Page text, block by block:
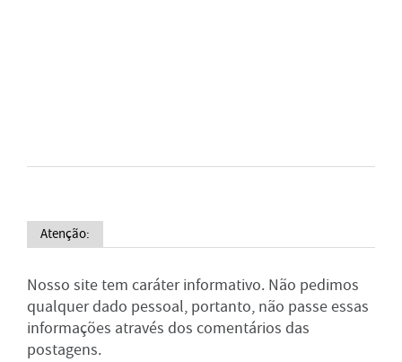
Atenção:
Nosso site tem caráter informativo. Não pedimos
qualquer dado pessoal, portanto, não passe essas
informações através dos comentários das
postagens.